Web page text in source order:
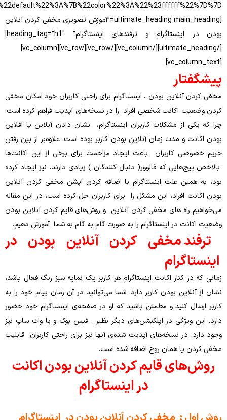
css=”%7B%22default%22%3A%7B%22color%22%3A%22%23ffffff%22%7D%7D”]
[ultimate_heading main_heading=”آموزش تصویری مخفی کردن آنلاین
بودن در اینستاگرام و ترفندهای اینستاگرام” heading_tag=”h1″]
بودن ، اینستاگرام برای راحتی کاربران خود امکان مخفی
اکانت شخصی افراد را در نسخه‌های آپدیت فراهم کرده است.
مشکلات کاربران اینستاگرام، نشان دادن آنلاین یا آفلاین
مدت زمان آنلاین بودن کاربر بوده است. علاوه‌بر از بین رفتن
کاربران باعث ایجاد مزاحمت برای برخی از این اکانت‌ها
که فالوور( دنبال کنندگان ) زیادی دارند، نیز ایجاد کرده
علت اینستاگرام با اضافه کردن آپشن مخفی کردن آنلاین
این مشکل را برای کاربران حل کرده است، در این مقاله
های مخفی کردن آنلاین و روش‌های قایم کردن آنلاین بودن
در اینستاگرام را به صورت گام به گام به شما آموزش دهیم.
مخفی کردن آنلاین بودن در
کنار اکانت اینستاگرام هر کاربر یک نمایه سبز رنگ فعال باشد،
بودن کاربر دارد. شما می‌توانید در آن زمان پیام خود را به
کنید و مطمئن باشید که او در صفحه‌ی اینستاگرام خود حضور
در اپلکیشن‌های دیگر نظیر : فیس بوک و یا وات ساپ نیز
نسخه‌های آپدیت شده‌ی آنها نیز برای راحتی کاربران قابلیت
همان روح اضافه شده است.
قایم کردن آنلاین بودن اکانت
در اینستاگرام